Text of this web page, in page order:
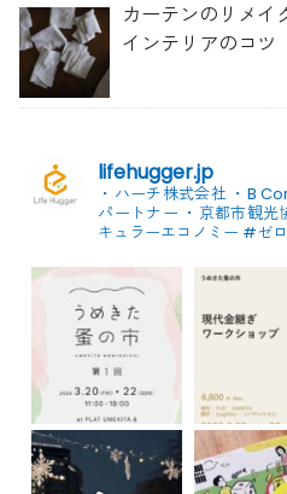
カーテンのリメイ
インテリアのコツ
lifehugger.jp
・ハーチ株式会社 ・B
パートナー ・京都市観
キュラーエコノミー #ゼ